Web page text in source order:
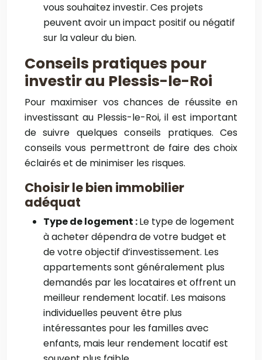
vous souhaitez investir. Ces projets
peuvent avoir un impact positif ou négatif
sur la valeur du bien.
Conseils pratiques pour
investir au Plessis-le-Roi
Pour maximiser vos chances de réussite en
investissant au Plessis-le-Roi, il est important
de suivre quelques conseils pratiques. Ces
conseils vous permettront de faire des choix
éclairés et de minimiser les risques.
Choisir le bien immobilier
adéquat
Type de logement :Le type de logement
à acheter dépendra de votre budget et
de votre objectif d’investissement. Les
appartements sont généralement plus
demandés par les locataires et offrent un
meilleur rendement locatif. Les maisons
individuelles peuvent être plus
intéressantes pour les familles avec
enfants, mais leur rendement locatif est